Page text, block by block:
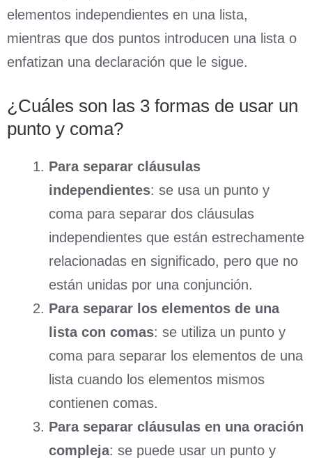
elementos independientes en una lista,
mientras que dos puntos introducen una lista o
enfatizan una declaración que le sigue.
¿Cuáles son las 3 formas de usar un
punto y coma?
Para separar cláusulas
independientes: se usa un punto y
coma para separar dos cláusulas
independientes que están estrechamente
relacionadas en significado, pero que no
están unidas por una conjunción.
Para separar los elementos de una
lista con comas: se utiliza un punto y
coma para separar los elementos de una
lista cuando los elementos mismos
contienen comas.
Para separar cláusulas en una oración
compleja: se puede usar un punto y